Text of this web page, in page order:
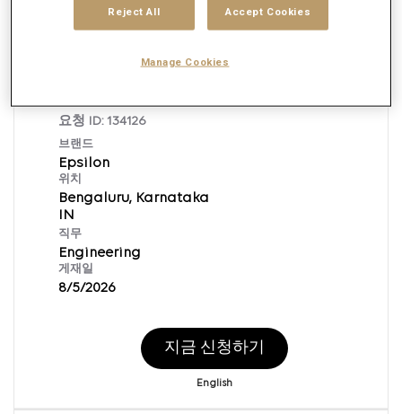
English
Lead Developer (Oracle CPQ
요청 ID: 134126
브랜드
Epsilon
위치
Bengaluru, Karnataka
직무
Engineering
게재일
8/5/2026
지금 신청하기
English
Reject All Accept Cookies
Manage Cookies